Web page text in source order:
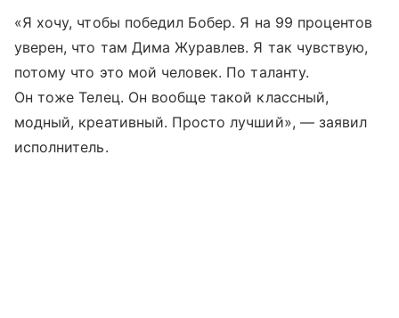
«Я хочу, чтобы победил Бобер. Я на 99 процентов
уверен, что там Дима Журавлев. Я так чувствую,
потому что это мой человек. По таланту.
Он тоже Телец. Он вообще такой классный,
модный, креативный. Просто лучший», — заявил
исполнитель.